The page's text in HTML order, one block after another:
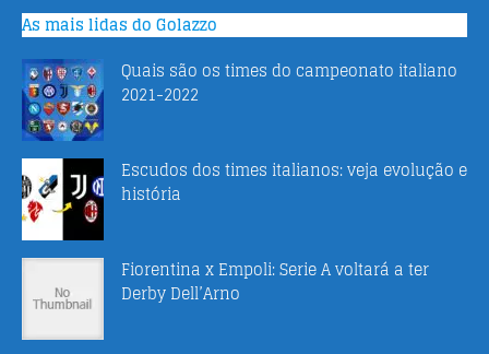
As mais lidas do Golazzo
Quais são os times do campeonato italiano
2021-2022
Escudos dos times italianos: veja evolução e
história
Fiorentina x Empoli: Serie A voltará a ter
Derby Dell’Arno